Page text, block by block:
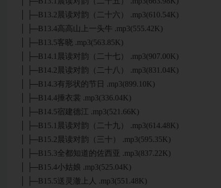
│ ├─B13.2晨读对韵（二十六） .mp3(610.54K)
│ ├─B13.4高高山上一头牛 .mp3(555.42K)
│ ├─B13.5客晓 .mp3(563.85K)
│ ├─B14.1晨读对韵（二十七） .mp3(907.00K)
│ ├─B14.2晨读对韵（二十八） .mp3(831.04K)
│ ├─B14.3有形状的节日 .mp3(899.10K)
│ ├─B14.4捶衣裳 .mp3(336.04K)
│ ├─B14.5宿建德江 .mp3(521.66K)
│ ├─B15.1晨读对韵（二十九） .mp3(614.48K)
│ ├─B15.2晨读对韵（三十） .mp3(595.35K)
│ ├─B15.3全都知道的佐西亚 .mp3(837.22K)
│ ├─B15.4小姑娘 .mp3(525.04K)
│ ├─B15.5送灵澈上人 .mp3(551.48K)